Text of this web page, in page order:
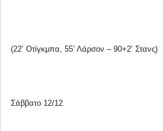
(22’ Οτίγκμπα, 55’ Λάρσον – 90+2’ Στανς)
Σάββατο 12/12